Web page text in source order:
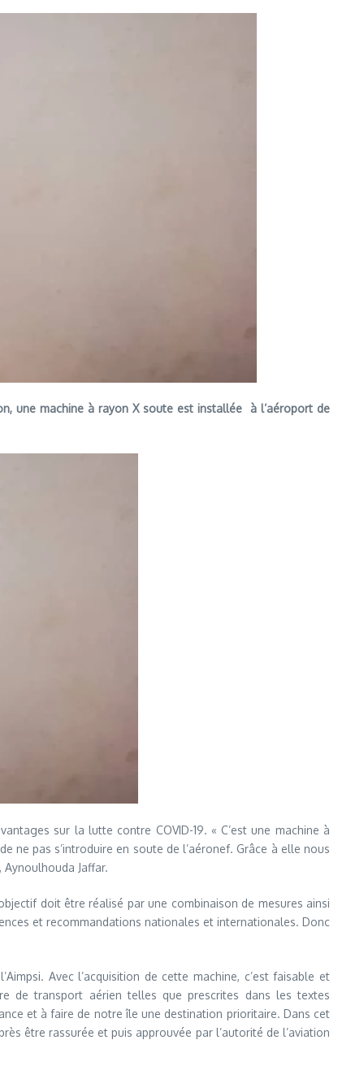
une machine à rayon X soute est installée à l’aéroport de
sur la lutte contre COVID-19. « C’est une machine à
ne pas s’introduire en soute de l’aéronef. Grâce à elle nous
Jaffar.
doit être réalisé par une combinaison de mesures ainsi
et recommandations nationales et internationales. Donc
Avec l’acquisition de cette machine, c’est faisable et
de transport aérien telles que prescrites dans les textes
et à faire de notre île une destination prioritaire. Dans cet
être rassurée et puis approuvée par l’autorité de l’aviation